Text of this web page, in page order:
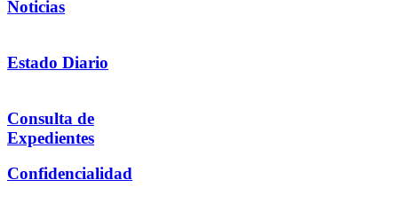
Noticias
Estado Diario
Consulta de
Expedientes
Confidencialidad